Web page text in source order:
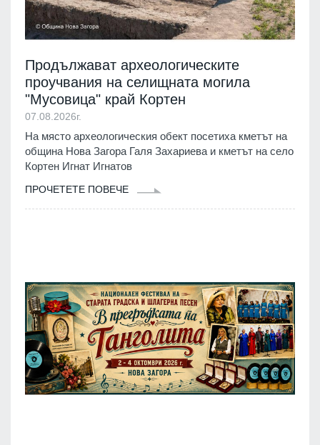
Продължават археологическите
проучвания на селищната могила
"Мусовица" край Кортен
07.08.2026г.
На място археологическия обект посетиха кметът на
община Нова Загора Галя Захариева и кметът на село
Кортен Игнат Игнатов
ПРОЧЕТЕТЕ ПОВЕЧЕ